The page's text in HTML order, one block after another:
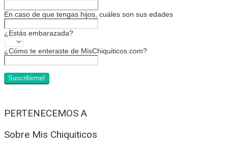
En caso de que tengas hijos, cuáles son sus edades
¿Estás embarazada?
¿Cómo te enteraste de MisChiquiticos.com?
PERTENECEMOS A
Sobre Mis Chiquiticos